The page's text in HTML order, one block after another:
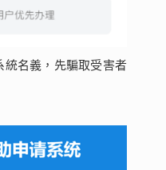
名義，先騙取受害者